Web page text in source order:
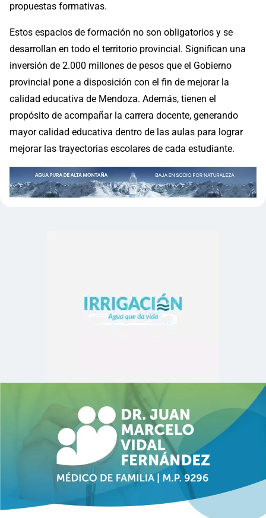
propuestas formativas.
Estos espacios de formación no son obligatorios y se
desarrollan en todo el territorio provincial. Significan una
inversión de 2.000 millones de pesos que el Gobierno
provincial pone a disposición con el fin de mejorar la
calidad educativa de Mendoza. Además, tienen el
propósito de acompañar la carrera docente, generando
mayor calidad educativa dentro de las aulas para lograr
mejorar las trayectorias escolares de cada estudiante.